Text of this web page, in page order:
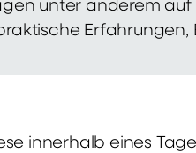
unter anderem
Erfahrungen,
innerhalb eines